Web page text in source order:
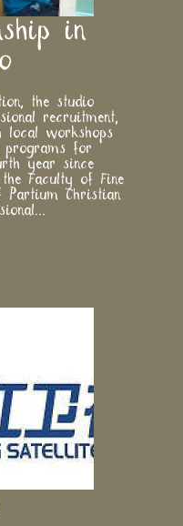
in
the studio
recruitment,
local workshops
programs for
year since
Faculty of Fine
Partium Christian